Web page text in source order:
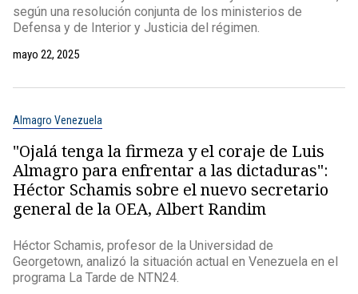
según una resolución conjunta de los ministerios de
Defensa y de Interior y Justicia del régimen.
mayo 22, 2025
Almagro Venezuela
"Ojalá tenga la firmeza y el coraje de Luis
Almagro para enfrentar a las dictaduras":
Héctor Schamis sobre el nuevo secretario
general de la OEA, Albert Randim
Héctor Schamis, profesor de la Universidad de
Georgetown, analizó la situación actual en Venezuela en el
programa La Tarde de NTN24.